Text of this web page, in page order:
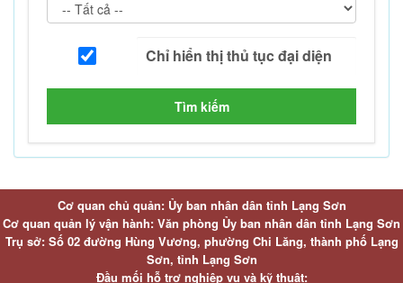
Tìm kiếm
Cơ quan chủ quản: Ủy ban nhân dân tỉnh Lạng Sơn
Cơ quan quản lý vận hành: Văn phòng Ủy ban nhân dân tỉnh Lạng Sơn
Trụ sở: Số 02 đường Hùng Vương, phường Chi Lăng, thành phố Lạng
Sơn, tỉnh Lạng Sơn
Đầu mối hỗ trợ nghiệp vụ và kỹ thuật: